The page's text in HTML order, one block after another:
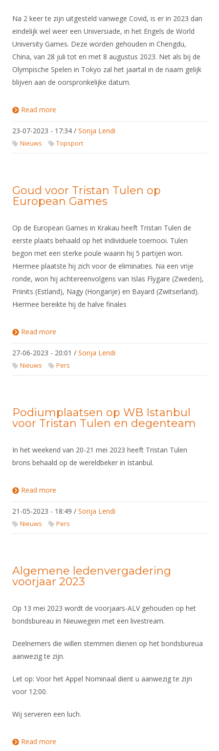
Na 2 keer te zijn uitgesteld vanwege Covid, is er in 2023 dan
eindelijk wel weer een Universiade, in het Engels de World
University Games. Deze worden gehouden in Chengdu,
China, van 28 juli tot en met 8 augustus 2023. Net als bij de
Olympische Spelen in Tokyo zal het jaartal in de naam gelijk
blijven aan de oorspronkelijke datum.
Read more
23-07-2023 - 17:34 / Sonja Lendi
Nieuws Topsport
Goud voor Tristan Tulen op
European Games
Op de European Games in Krakau heeft Tristan Tulen de
eerste plaats behaald op het individuele toernooi. Tulen
begon met een sterke poule waarin hij 5 partijen won.
Hiermee plaatste hij zich voor de eliminaties. Na een vrije
ronde, won hij achtereenvolgens van Islas Flygare (Zweden),
Priinits (Estland), Nagy (Hongarije) en Bayard (Zwitserland).
Hiermee bereikte hij de halve finales
Read more
27-06-2023 - 20:01 / Sonja Lendi
Nieuws Pers
Podiumplaatsen op WB Istanbul
voor Tristan Tulen en degenteam
In het weekend van 20-21 mei 2023 heeft Tristan Tulen
brons behaald op de wereldbeker in Istanbul.
Read more
21-05-2023 - 18:49 / Sonja Lendi
Nieuws Pers
Algemene ledenvergadering
voorjaar 2023
Op 13 mei 2023 wordt de voorjaars-ALV gehouden op het
bondsbureau in Nieuwegein met een livestream.
Deelnemers die willen stemmen dienen op het bondsbureua
aanwezig te zijn.
Let op: Voor het Appel Nominaal dient u aanwezig te zijn
voor 12:00.
Wij serveren een luch.
Read more